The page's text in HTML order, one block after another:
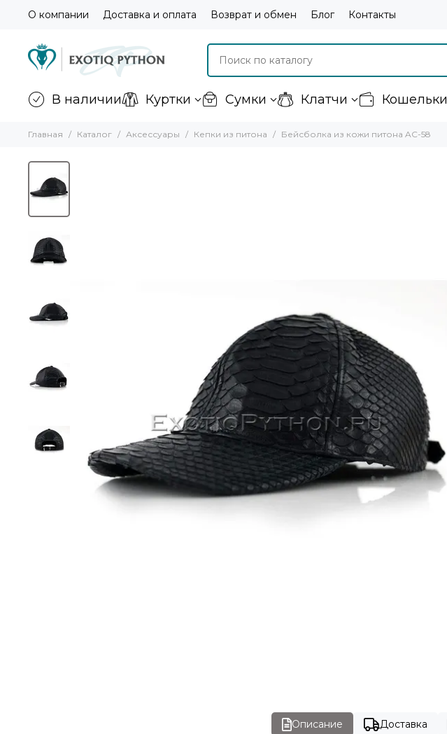
О компании Доставка и оплата Возврат и обмен Блог Контакты
В наличии Куртки Сумки Клатчи Кошельки
Главная Каталог Аксессуары Кепки из питона Бейсболка из кожи питона AC-58
Описание Доставка